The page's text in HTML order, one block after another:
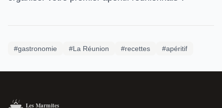
#gastronomie #La Réunion #recettes #apéritif